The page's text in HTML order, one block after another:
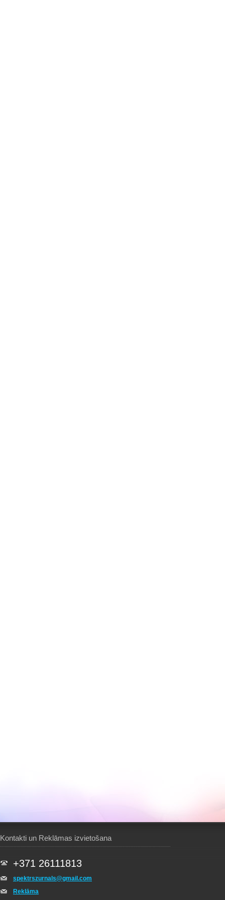
Kontakti un Reklāmas izvietošana
+371 26111813
spektrszurnals@gmail.com
Reklāma